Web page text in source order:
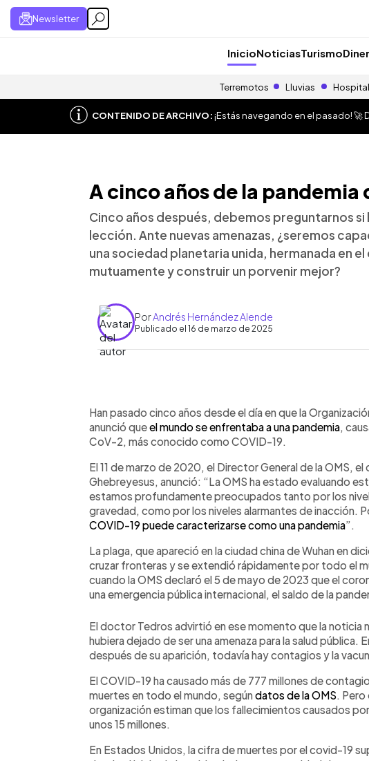
Newsletter
InicioNoticiasTurismo
Terremotos Lluvias
CONTENIDO DE ARCHIVO:¡Estás navegando en el pasado! 🚀
A cinco años de la
Cinco años después, debemos preguntarnos si
lección. Ante nuevas amenazas, ¿seremos
una sociedad planetaria unida, hermanada en
mutuamente y construir un porvenir mejor?
PorAndrés Hernández Alende
Publicado el 16 de marzo de 2025
► Escuchar artículo
Han pasado cinco años desde el día en que la
anunció queel mundo se enfrentaba a una pandemia,
CoV-2, más conocido como COVID-19.
El 11 de marzo de 2020, el Director General de la OMS,
Ghebreyesus, anunció: “La OMS ha estado evaluando
estamos profundamente preocupados tanto por los
gravedad, como por los niveles alarmantes de inacción.
COVID-19 puede caracterizarse como una pandemia”.
La plaga, que apareció en la ciudad china de Wuhan en
cruzar fronteras y se extendió rápidamente por todo el
cuando la OMS declaró el 5 de mayo de 2023 que el
una emergencia pública internacional, el saldo de la
El doctor Tedros advirtió en ese momento que la noticia
hubiera dejado de ser una amenaza para la salud pública.
después de su aparición, todavía hay contagios y la
El COVID-19 ha causado más de 777 millones de
muertes en todo el mundo, segúndatos de la OMS. Pero
organización estiman que los fallecimientos causados
unos 15 millones.
En Estados Unidos, la cifra de muertes por el covid-19